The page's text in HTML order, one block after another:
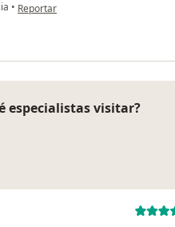
• en opinión del usuario anónimo
Reportar
especialistas visitar?